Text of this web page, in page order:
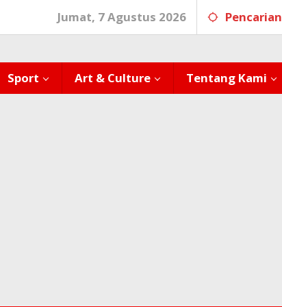
Jumat, 7 Agustus 2026 Pencarian
Sport Art & Culture Tentang Kami